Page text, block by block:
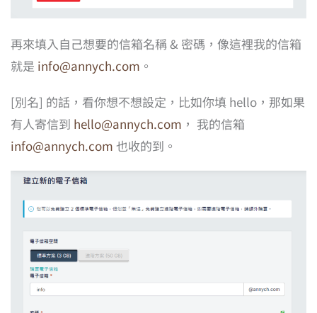
再來填入自己想要的信箱名稱 & 密碼，像這裡我的信箱
就是 info@annych.com 。
[別名] 的話，看你想不想設定，比如你填 hello，那如果
有人寄信到 hello@annych.com ， 我的信箱
info@annych.com 也收的到。